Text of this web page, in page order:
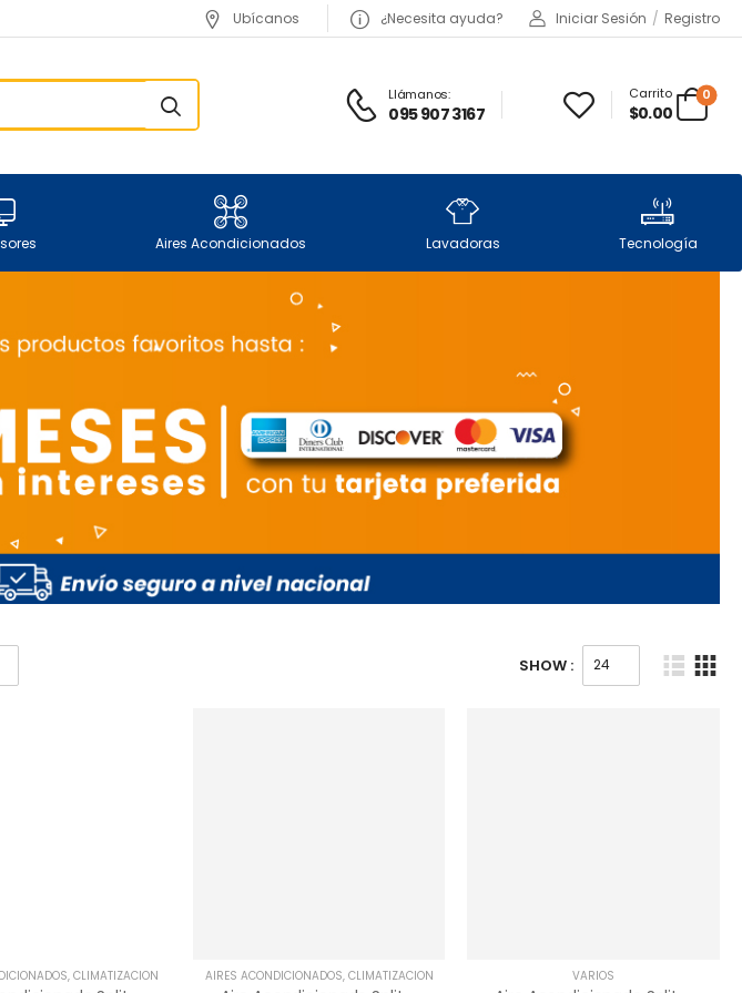
Ubícanos ¿Necesita ayuda? Iniciar Sesión / Registro
Llámanos:
095 907 3167
Carrito
$0.00
0
Aires Acondicionados Lavadoras Tecnología
SHOW :
, CLIMATIZACIÓN AIRES ACONDICIONADOS, CLIMATIZACIÓN VARIOS